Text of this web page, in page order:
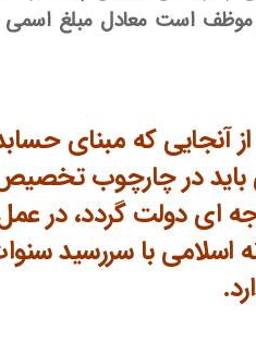
است معادل مبلغ اسمی
آنجایی که مبنای
در چارچوب
ای دولت گردد، در
اسلامی با سررسید